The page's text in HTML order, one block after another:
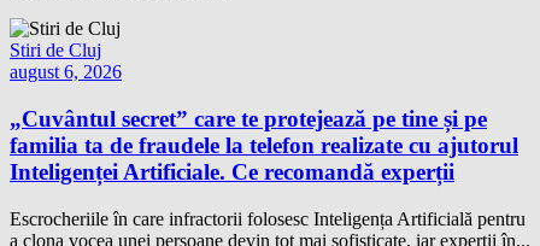
Stiri de Cluj
august 6, 2026
„Cuvântul secret” care te protejează pe tine și pe
familia ta de fraudele la telefon realizate cu ajutorul
Inteligenței Artificiale. Ce recomandă experții
Escrocheriile în care infractorii folosesc Inteligența Artificială pentru
a clona vocea unei persoane devin tot mai sofisticate, iar experții în...